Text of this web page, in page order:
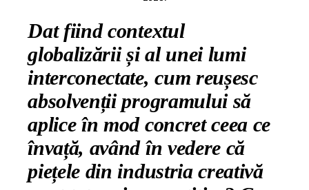
Dat fiind contextul
globalizării și al unei lumi
interconectate, cum reușesc
absolvenții programului să
aplice în mod concret ceea ce
învață, având în vedere că
piețele din industria creativă